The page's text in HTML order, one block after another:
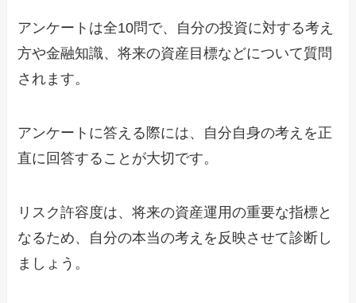
アンケートは全10問で、自分の投資に対する考え
方や金融知識、将来の資産目標などについて質問
されます。
アンケートに答える際には、自分自身の考えを正
直に回答することが大切です。
リスク許容度は、将来の資産運用の重要な指標と
なるため、自分の本当の考えを反映させて診断し
ましょう。